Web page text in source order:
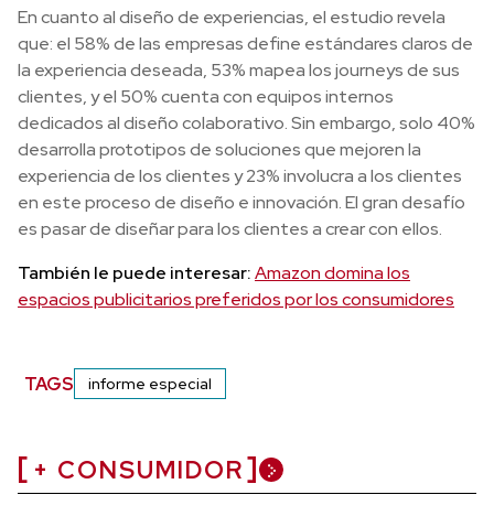
En cuanto al diseño de experiencias, el estudio revela
que: el 58% de las empresas define estándares claros de
la experiencia deseada, 53% mapea los journeys de sus
clientes, y el 50% cuenta con equipos internos
dedicados al diseño colaborativo. Sin embargo, solo 40%
desarrolla prototipos de soluciones que mejoren la
experiencia de los clientes y 23% involucra a los clientes
en este proceso de diseño e innovación. El gran desafío
es pasar de diseñar para los clientes a crear con ellos.
También le puede interesar:Amazon domina los
espacios publicitarios preferidos por los consumidores
TAGS informe especial
+ CONSUMIDOR